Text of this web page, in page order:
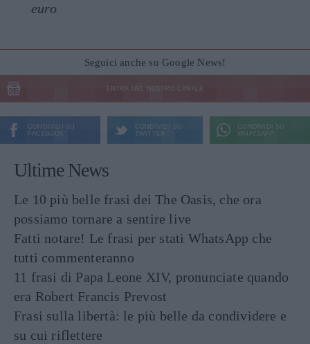
euro
Seguici anche su Google News!
ENTRA NEL NOSTRO CANALE
CONDIVIDI SU
FACEBOOK
CONDIVIDI SU
TWITTER
CONDIVIDI SU
WHATSAPP
Ultime News
Le 10 più belle frasi dei The Oasis, che ora
possiamo tornare a sentire live
Fatti notare! Le frasi per stati WhatsApp che
tutti commenteranno
11 frasi di Papa Leone XIV, pronunciate quando
era Robert Francis Prevost
Frasi sulla libertà: le più belle da condividere e
su cui riflettere